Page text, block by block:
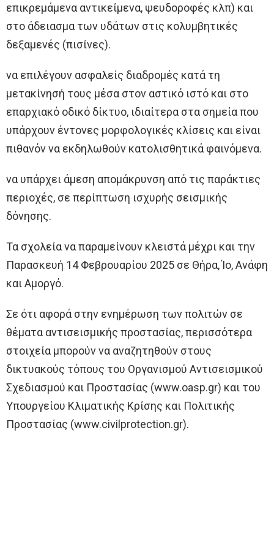
επικρεμάμενα αντικείμενα, ψευδοροφές κλπ) και
στο άδειασμα των υδάτων στις κολυμβητικές
δεξαμενές (πισίνες).
να επιλέγουν ασφαλείς διαδρομές κατά τη
μετακίνησή τους μέσα στον αστικό ιστό και στο
επαρχιακό οδικό δίκτυο, ιδιαίτερα στα σημεία που
υπάρχουν έντονες μορφολογικές κλίσεις και είναι
πιθανόν να εκδηλωθούν κατολισθητικά φαινόμενα.
να υπάρχει άμεση απομάκρυνση από τις παράκτιες
περιοχές, σε περίπτωση ισχυρής σεισμικής
δόνησης.
Τα σχολεία να παραμείνουν κλειστά μέχρι και την
Παρασκευή 14 Φεβρουαρίου 2025 σε Θήρα, Ίο, Ανάφη
και Αμοργό.
Σε ότι αφορά στην ενημέρωση των πολιτών σε
θέματα αντισεισμικής προστασίας, περισσότερα
στοιχεία μπορούν να αναζητηθούν στους
δικτυακούς τόπους του Οργανισμού Αντισεισμικού
Σχεδιασμού και Προστασίας (www.oasp.gr) και του
Υπουργείου Κλιματικής Κρίσης και Πολιτικής
Προστασίας (www.civilprotection.gr).